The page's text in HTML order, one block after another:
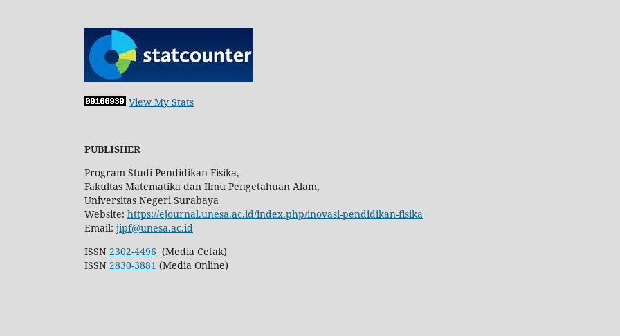
View My Stats
PUBLISHER
Program Studi Pendidikan Fisika,
Fakultas Matematika dan Ilmu Pengetahuan Alam,
Universitas Negeri Surabaya
Website: https://ejournal.unesa.ac.id/index.php/inovasi-pendidikan-fisika
Email: jipf@unesa.ac.id
ISSN 2302-4496 (Media Cetak)
ISSN 2830-3881 (Media Online)